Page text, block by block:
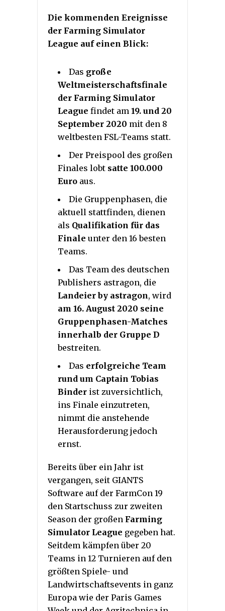
Die kommenden Ereignisse
der Farming Simulator
League auf einen Blick:
Das große
Weltmeisterschaftsfinale
der Farming Simulator
League findet am 19. und 20
September 2020 mit den 8
weltbesten FSL-Teams statt.
Der Preispool des großen
Finales lobt satte 100.000
Euro aus.
Die Gruppenphasen, die
aktuell stattfinden, dienen
als Qualifikation für das
Finale unter den 16 besten
Teams.
Das Team des deutschen
Publishers astragon, die
Landeier by astragon, wird
am 16. August 2020 seine
Gruppenphasen-Matches
innerhalb der Gruppe D
bestreiten.
Das erfolgreiche Team
rund um Captain Tobias
Binder ist zuversichtlich,
ins Finale einzutreten,
nimmt die anstehende
Herausforderung jedoch
ernst.
Bereits über ein Jahr ist
vergangen, seit GIANTS
Software auf der FarmCon 19
den Startschuss zur zweiten
Season der großen Farming
Simulator League gegeben hat.
Seitdem kämpfen über 20
Teams in 12 Turnieren auf den
größten Spiele- und
Landwirtschaftsevents in ganz
Europa wie der Paris Games